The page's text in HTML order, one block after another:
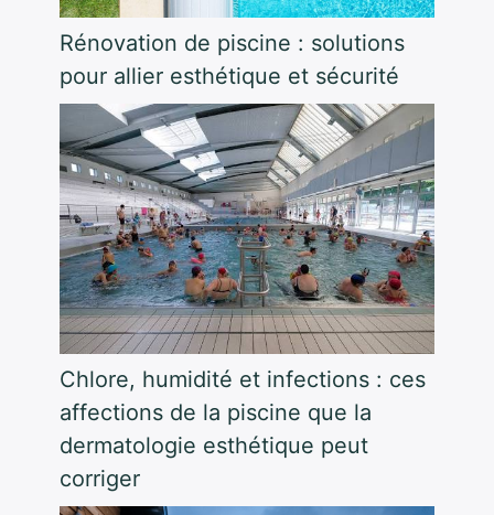
Rénovation de piscine : solutions
pour allier esthétique et sécurité
Chlore, humidité et infections : ces
affections de la piscine que la
dermatologie esthétique peut
corriger